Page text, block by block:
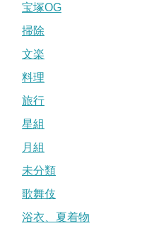
宝塚OG
掃除
文楽
料理
旅行
星組
月組
未分類
歌舞伎
浴衣、夏着物